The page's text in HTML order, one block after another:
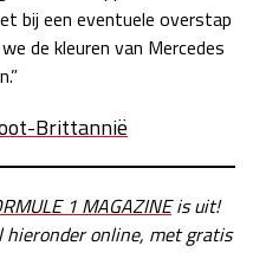
bij een eventuele overstap
de kleuren van Mercedes
Brittannië
1 MAGAZINEis uit!
hieronder online, met gratis